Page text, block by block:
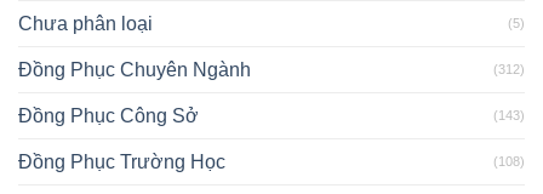
Chưa phân loại (5)
Đồng Phục Chuyên Ngành (312)
Đồng Phục Công Sở (143)
Đồng Phục Trường Học (108)